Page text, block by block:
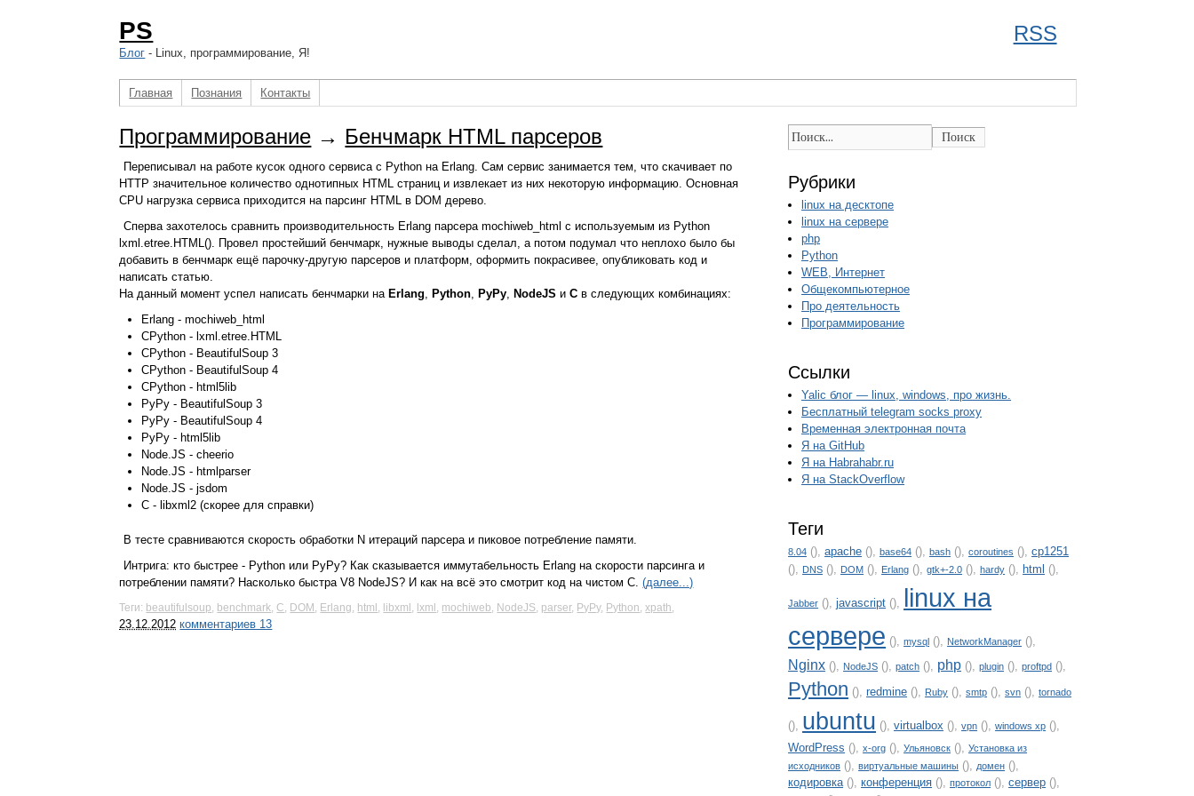
RSS
PS
Блог - Linux, программирование, Я!
Главная Познания Контакты
Программирование → Бенчмарк HTML парсеров
Переписывал на работе кусок одного сервиса с Python на Erlang. Сам сервис занимается тем, что скачивает по
HTTP значительное количество однотипных HTML страниц и извлекает из них некоторую информацию. Основная
CPU нагрузка сервиса приходится на парсинг HTML в DOM дерево.
Сперва захотелось сравнить производительность Erlang парсера mochiweb_html с используемым из Python
lxml.etree.HTML(). Провел простейший бенчмарк, нужные выводы сделал, а потом подумал что неплохо было бы
добавить в бенчмарк ещё парочку-другую парсеров и платформ, оформить покрасивее, опубликовать код и
написать статью.
На данный момент успел написать бенчмарки на Erlang, Python, PyPy, NodeJS иС в следующих комбинациях:
Erlang - mochiweb_html
CPython - lxml.etree.HTML
CPython - BeautifulSoup 3
CPython - BeautifulSoup 4
CPython - html5lib
PyPy - BeautifulSoup 3
PyPy - BeautifulSoup 4
PyPy - html5lib
Node.JS - cheerio
Node.JS - htmlparser
Node.JS - jsdom
C - libxml2 (скорее для справки)
В тесте сравниваются скорость обработки N итераций парсера и пиковое потребление памяти.
Интрига: кто быстрее - Python или PyPy? Как сказывается иммутабельность Erlang на скорости парсинга и
потреблении памяти? Насколько быстра V8 NodeJS? И как на всё это смотрит код на чистом C.(далее...)
Теги: beautifulsoup, benchmark,C, DOM , Erlang, html , libxml , lxml , mochiweb, NodeJS, parser, PyPy, Python,xpath,
23.12.2012 комментариев 13
Поиск
Рубрики
linux на десктопе
linux на сервере
php
Python
WEB, Интернет
Общекомпьютерное
Про деятельность
Программирование
Ссылки
Yalic блог — linux, windows, про жизнь.
Бесплатный telegram socks proxy
Временная электронная почта
Я на GitHub
Я на Habrahabr.ru
Я на StackOverflow
Теги
8.04 (),apache (),base64 (),bash (),coroutines (),cp1251
(), DNS (), DOM (), Erlang (),gtk+-2.0 (),hardy (), html (),
Jabber (),javascript (), linux на
сервере (),mysql (), NetworkManager (),
Nginx (), NodeJS (),patch (), php (),plugin (),proftpd (),
Python (),redmine (), Ruby (),smtp (),svn (),tornado
(), ubuntu (),virtualbox (),vpn (),windows xp (),
WordPress (),x-org (),Ульяновск (),Установка из
исходников (),виртуальные машины (),домен (),
кодировка(),конференция (),протокол (),сервер (),